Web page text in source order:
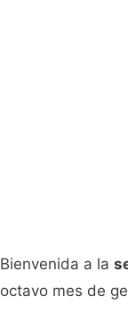
Bienvenida a la
octavo mes de